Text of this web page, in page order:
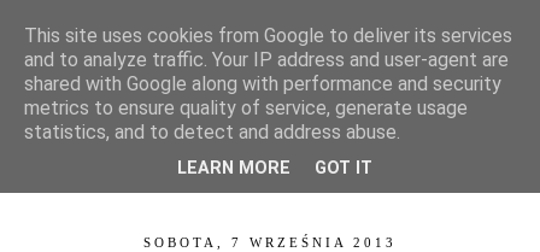
▼
SOBOTA, 7 WRZEŚNIA 2013
This site uses cookies from Google to deliver its services
and to analyze traffic. Your IP address and user-agent are
shared with Google along with performance and security
metrics to ensure quality of service, generate usage
statistics, and to detect and address abuse.
LEARN MORE GOT IT